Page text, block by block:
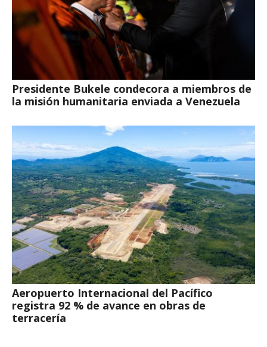
Presidente Bukele condecora a miembros de
la misión humanitaria enviada a Venezuela
Aeropuerto Internacional del Pacífico
registra 92 % de avance en obras de
terracería